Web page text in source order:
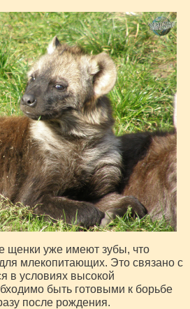
щенки уже имеют зубы, что
млекопитающих. Это связано с
в условиях высокой
быть готовыми к борьбе
после рождения.